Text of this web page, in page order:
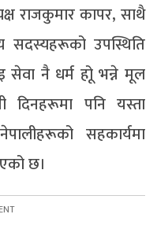
राजकुमार कापर, साथै
सदस्यहरूको उपस्थिति
सेवा नै धर्म होू भन्ने मूल
दिनहरूमा पनि यस्ता
सहकार्यमा
छ।